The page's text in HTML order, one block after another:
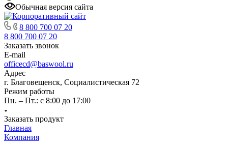
Обычная версия сайта
8 800 700 07 20
8 800 700 07 20
Заказать звонок
E-mail
officecd@baswool.ru
Адрес
г. Благовещенск, Социалистическая 72
Режим работы
Пн. – Пт.: с 8:00 до 17:00
Заказать продукт
Главная
Компания